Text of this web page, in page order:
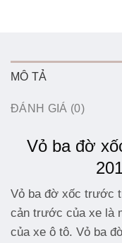
MÔ TẢ
ĐÁNH GIÁ (0)
Vỏ ba đờ
Vỏ ba đờ xốc trước
cản trước của xe là
của xe ô tô. Vỏ ba